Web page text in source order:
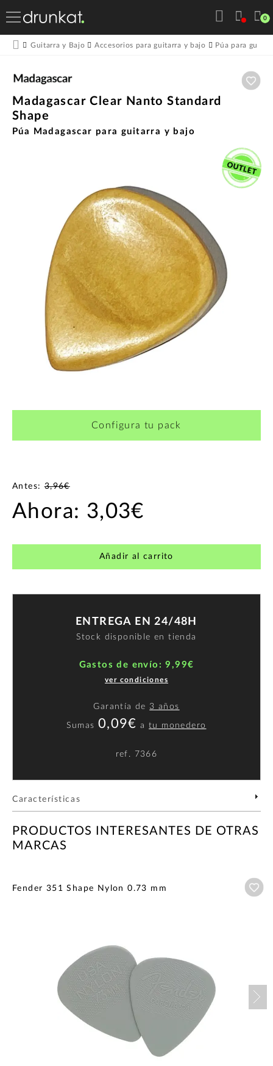
0
Guitarra y Bajo Accesorios para guitarra y bajo Púa para
Madagascar Clear Nanto Standard
Shape
Púa Madagascar para guitarra y bajo
Configura tu pack
Antes:3,96€
Ahora: 3,03€
Añadir al carrito
ENTREGA EN 24/48H
Stock disponible en tienda
Gastos de envío: 9,99€
ver condiciones
Garantía de 3 años
Sumas 0,09€ atu monedero
ref. 7366
Características
PRODUCTOS INTERESANTES DE OTRAS
MARCAS
Fender 351 Shape Nylon 0.73 mm